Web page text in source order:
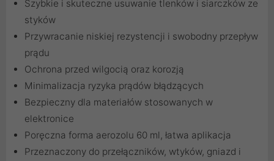
Szybkie i skuteczne usuwanie tlenków i siarczków ze
styków
Przywracanie niskiej rezystencji i swobodny przepływ
prądu
Ochrona przed wilgocią oraz korozją
Minimalizacja ryzyka prądów błądzących
Bezpieczny dla materiałów stosowanych w
elektronice
Poręczna forma aerozolu 60 ml, łatwa aplikacja
Przeznaczony do przełączników, wtyków, gniazd i